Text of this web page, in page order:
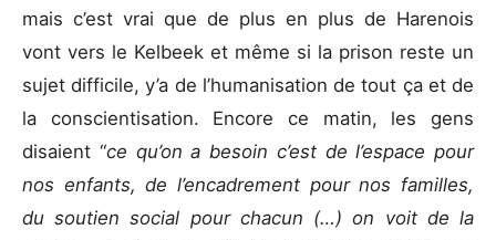
mais c’est vrai que de plus en plus de Harenois
vont vers le Kelbeek et même si la prison reste un
sujet difficile, y’a de l’humanisation de tout ça et de
la conscientisation. Encore ce matin, les gens
disaient “ce qu’on a besoin c’est de l’espace pour
nos enfants, de l’encadrement pour nos familles,
du soutien social pour chacun (…) on voit de la